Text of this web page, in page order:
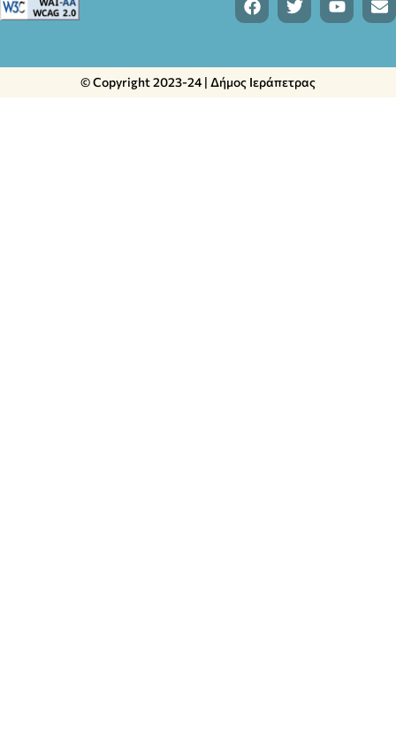
© Copyright 2023-24 | Δήμος Ιεράπετρας